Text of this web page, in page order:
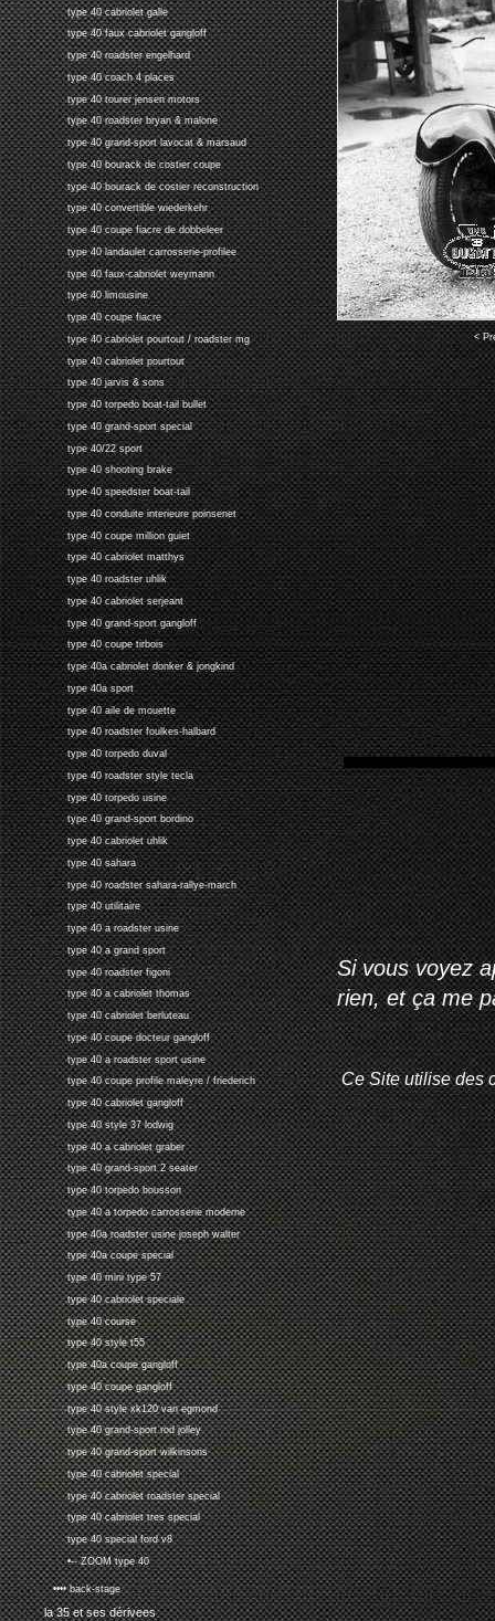
type 40 cabriolet galle
type 40 faux cabriolet gangloff
type 40 roadster engelhard
type 40 coach 4 places
type 40 tourer jensen motors
type 40 roadster bryan & malone
type 40 grand-sport lavocat & marsaud
type 40 bourack de costier coupe
type 40 bourack de costier reconstruction
type 40 convertible wiederkehr
type 40 coupe fiacre de dobbeleer
type 40 landaulet carrosserie-profilee
type 40 faux-cabriolet weymann
type 40 limousine
type 40 coupe fiacre
type 40 cabriolet pourtout / roadster mg
type 40 cabriolet pourtout
type 40 jarvis & sons
type 40 torpedo boat-tail bullet
type 40 grand-sport special
type 40/22 sport
type 40 shooting brake
type 40 speedster boat-tail
type 40 conduite interieure poinsenet
type 40 coupe million guiet
type 40 cabriolet matthys
type 40 roadster uhlik
type 40 cabriolet serjeant
type 40 grand-sport gangloff
type 40 coupe tirbois
type 40a cabriolet donker & jongkind
type 40a sport
type 40 aile de mouette
type 40 roadster foulkes-halbard
type 40 torpedo duval
type 40 roadster style tecla
type 40 torpedo usine
type 40 grand-sport bordino
type 40 cabriolet uhlik
type 40 sahara
type 40 roadster sahara-rallye-march
type 40 utilitaire
type 40 a roadster usine
type 40 a grand sport
type 40 roadster figoni
type 40 a cabriolet thomas
type 40 cabriolet berluteau
type 40 coupe docteur gangloff
type 40 a roadster sport usine
type 40 coupe profile maleyre / friederich
type 40 cabriolet gangloff
type 40 style 37 lodwig
type 40 a cabriolet graber
type 40 grand-sport 2 seater
type 40 torpedo bousson
type 40 a torpedo carrosserie moderne
type 40a roadster usine joseph walter
type 40a coupe special
type 40 mini type 57
type 40 cabriolet speciale
type 40 course
type 40 style t55
type 40a coupe gangloff
type 40 coupe gangloff
type 40 style xk120 van egmond
type 40 grand-sport rod jolley
type 40 grand-sport wilkinsons
type 40 cabriolet special
type 40 cabriolet roadster special
type 40 cabriolet tres special
type 40 special ford v8
•-- ZOOM type 40
•••• back-stage
la 35 et ses dérivees
<
Si vous voyez
rien, et ça me
Ce Site utilise des